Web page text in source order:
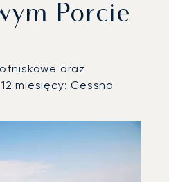
Porcie
oraz
miesięcy: Cessna